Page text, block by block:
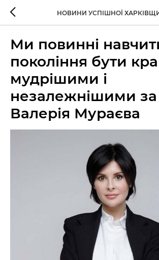
НОВИНИ УСПІШНОЇ
Ми повинні
покоління бути
мудрішими і
незалежнішими за
Валерія Мураєва